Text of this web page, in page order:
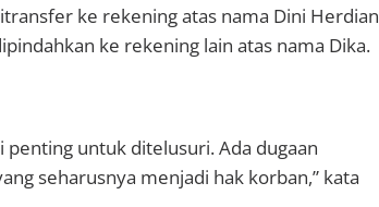
ke rekening atas nama Dini Herdian
ke rekening lain atas nama Dika.
penting untuk ditelusuri. Ada dugaan
seharusnya menjadi hak korban,” kata